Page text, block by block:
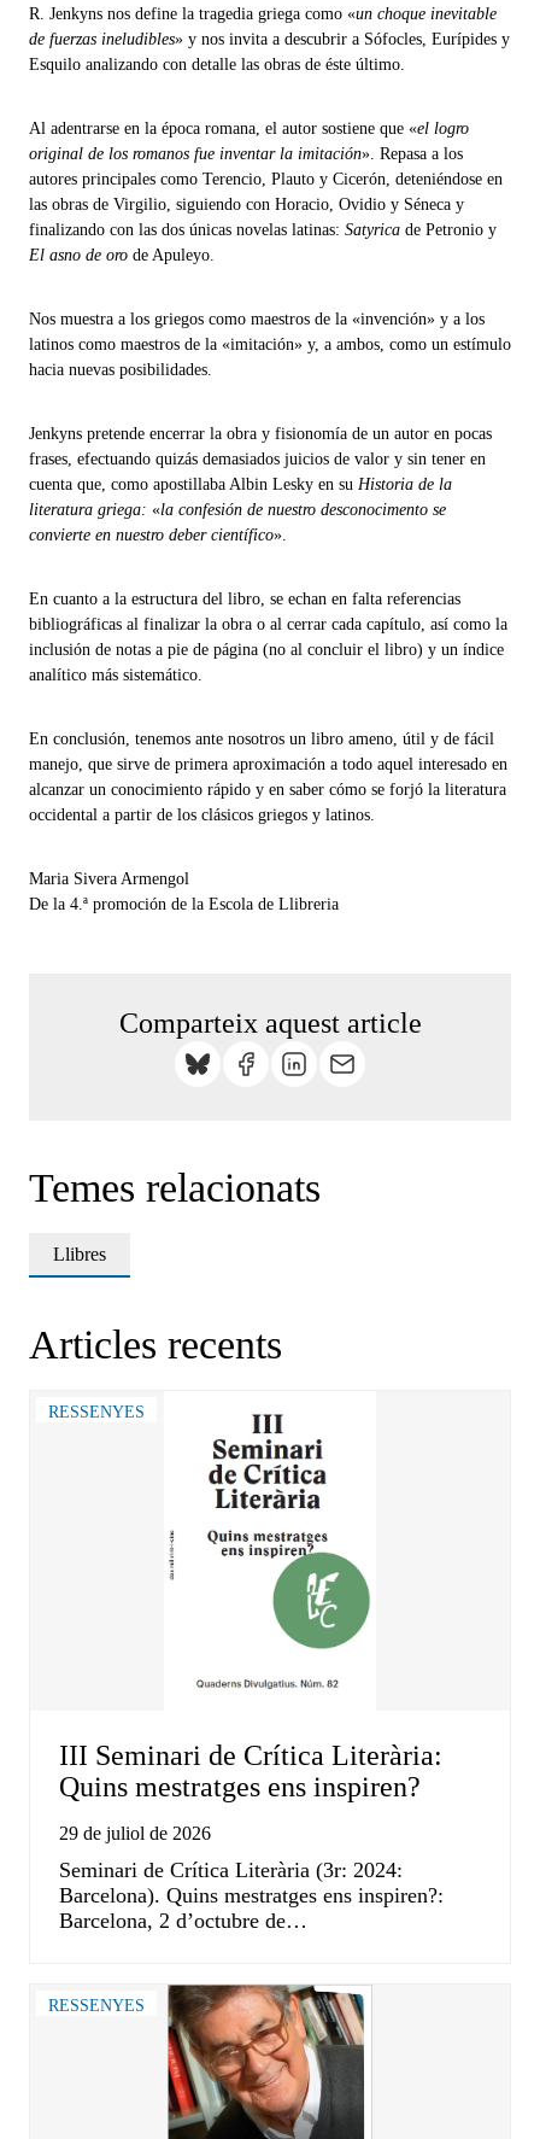
R. Jenkyns nos define la tragedia griega como «un choque inevitable
de fuerzas ineludibles» y nos invita a descubrir a Sófocles, Eurípides y
Esquilo analizando con detalle las obras de éste último.
Al adentrarse en la época romana, el autor sostiene que «el logro
original de los romanos fue inventar la imitación». Repasa a los
autores principales como Terencio, Plauto y Cicerón, deteniéndose en
las obras de Virgilio, siguiendo con Horacio, Ovidio y Séneca y
finalizando con las dos únicas novelas latinas: Satyrica de Petronio y
El asno de oro de Apuleyo.
Nos muestra a los griegos como maestros de la «invención» y a los
latinos como maestros de la «imitación» y, a ambos, como un estímulo
hacia nuevas posibilidades.
Jenkyns pretende encerrar la obra y fisionomía de un autor en pocas
frases, efectuando quizás demasiados juicios de valor y sin tener en
cuenta que, como apostillaba Albin Lesky en su Historia de la
literatura griega: «la confesión de nuestro desconocimento se
convierte en nuestro deber científico».
En cuanto a la estructura del libro, se echan en falta referencias
bibliográficas al finalizar la obra o al cerrar cada capítulo, así como la
inclusión de notas a pie de página (no al concluir el libro) y un índice
analítico más sistemático.
En conclusión, tenemos ante nosotros un libro ameno, útil y de fácil
manejo, que sirve de primera aproximación a todo aquel interesado en
alcanzar un conocimiento rápido y en saber cómo se forjó la literatura
occidental a partir de los clásicos griegos y latinos.
Maria Sivera Armengol
De la 4.ª promoción de la Escola de Llibreria
Comparteix aquest article
Temes relacionats
Llibres
Articles recents
RESSENYES
III Seminari de Crítica Literària:
Quins mestratges ens inspiren?
29 de juliol de 2026
Seminari de Crítica Literària (3r: 2024:
Barcelona). Quins mestratges ens inspiren?:
Barcelona, 2 d’octubre de…
RESSENYES